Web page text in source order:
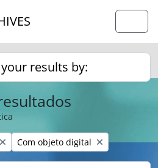
results by:
Remover filtro:
Com objeto digital